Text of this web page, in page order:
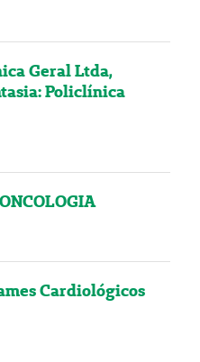
Geral Ltda,
Policlínica
Cardiológicos